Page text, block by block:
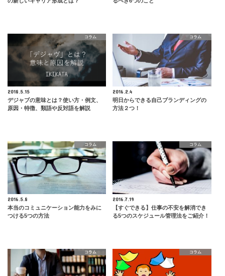
コラム
2018.5.15
デジャブの意味とは？使い方・例文、
原因・特徴、類語や反対語を解説
コラム
2016.2.4
明日からできる自己ブランディングの
方法２つ！
コラム
2016.5.8
本当のコミュニケーション能力をみに
つける5つの方法
コラム
2016.7.19
【すぐできる】仕事の不安を解消でき
る5つのスケジュール管理法をご紹介！
コラム コラム